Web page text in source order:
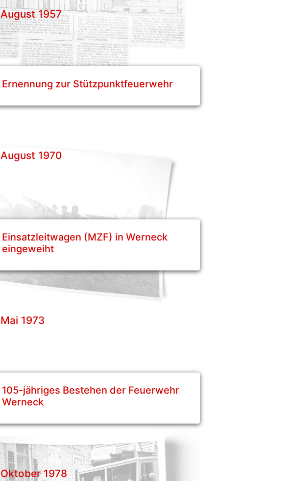
August 1957
Ernennung zur Stützpunktfeuerwehr
August 1970
Einsatzleitwagen (MZF) in Werneck
eingeweiht
Mai 1973
105-jähriges Bestehen der Feuerwehr
Werneck
Oktober 1978